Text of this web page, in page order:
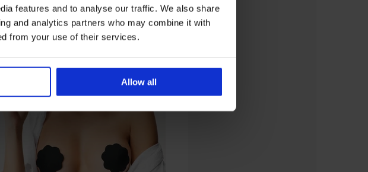
features and to analyse our traffic. We also share
and analytics partners who may combine it with
from your use of their services.
Allow all